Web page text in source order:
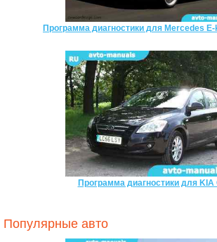
Программа диагностики для Mercedes
Программа диагностики для KIA
Популярные авто